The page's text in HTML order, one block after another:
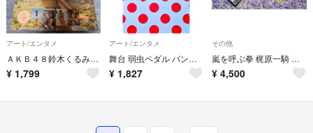
アート/エンタメ
ＡＫＢ４８鈴木くるみ１ｓｔ写真集 夢の重さ ポストカード付
¥ 1,799
アート/エンタメ
舞台 弱虫ペダル パンフレット
¥ 1,827
その他
嵐を呼ぶ拳 梶原一騎 五巻 初版発行
¥ 4,500